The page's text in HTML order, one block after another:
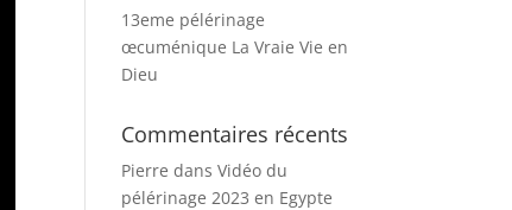
13eme pélérinage
œcuménique La Vraie Vie en
Dieu
Commentaires récents
Pierre dansVidéo du
pélérinage 2023 en Egypte